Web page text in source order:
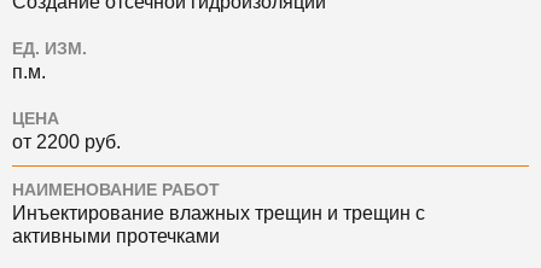
ЕД. ИЗМ.
п.м.
ЦЕНА
от 2200 руб.
НАИМЕНОВАНИЕ РАБОТ
Инъектирование влажных трещин и трещин с
активными протечками